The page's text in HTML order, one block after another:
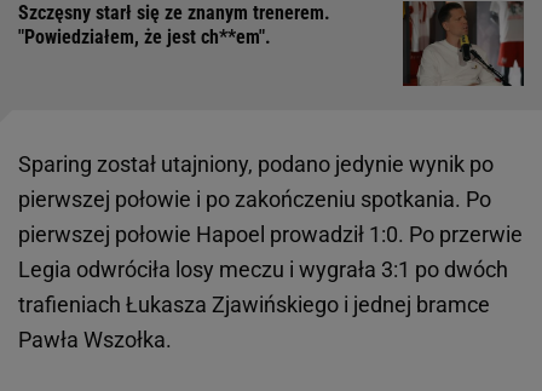
Szczęsny starł się ze znanym trenerem.
"Powiedziałem, że jest ch**em".
Sparing został utajniony, podano jedynie wynik po
pierwszej połowie i po zakończeniu spotkania. Po
pierwszej połowie Hapoel prowadził 1:0. Po przerwie
Legia odwróciła losy meczu i wygrała 3:1 po dwóch
trafieniach Łukasza Zjawińskiego i jednej bramce
Pawła Wszołka.